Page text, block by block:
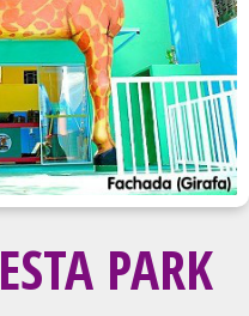
PARK